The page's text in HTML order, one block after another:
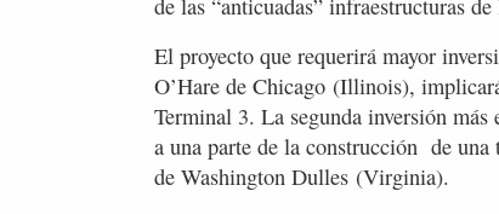
El proyecto que requerirá mayor
O’Hare de Chicago (Illinois),
Terminal 3. La segunda inversión
a una parte de la construcción de
de Washington Dulles (Virginia).